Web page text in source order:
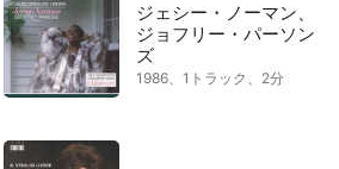
ジェシー・ノーマン、
ジョフリー・パーソン
ズ
1986、1トラック、2分